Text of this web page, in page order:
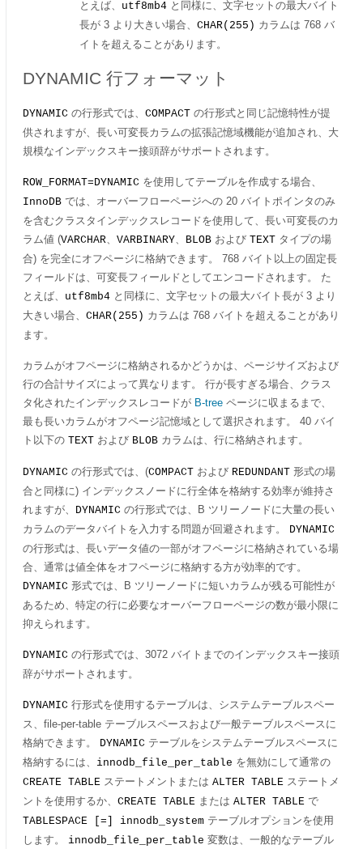
とえば、 utf8mb4 と同様に、文字セットの最大バイト
長が 3 より大きい場合、 CHAR(255) カラムは 768 バ
イトを超えることがあります。
DYNAMIC 行フォーマット
DYNAMIC の行形式では、 COMPACT の行形式と同じ記憶特性が提
供されますが、長い可変長カラムの拡張記憶域機能が追加され、大
規模なインデックスキー接頭辞がサポートされます。
ROW_FORMAT=DYNAMIC を使用してテーブルを作成する場合、
InnoDB では、オーバーフローページへの 20 バイトポインタのみ
を含むクラスタインデックスレコードを使用して、長い可変長のカ
ラム値 (VARCHAR、 VARBINARY、 BLOB および TEXT タイプの場
合) を完全にオフページに格納できます。 768 バイト以上の固定長
フィールドは、可変長フィールドとしてエンコードされます。 た
とえば、 utf8mb4 と同様に、文字セットの最大バイト長が 3 より
大きい場合、 CHAR(255) カラムは 768 バイトを超えることがあり
ます。
カラムがオフページに格納されるかどうかは、ページサイズおよび
行の合計サイズによって異なります。 行が長すぎる場合、クラス
タ化されたインデックスレコードが B-tree ページに収まるまで、
最も長いカラムがオフページ記憶域として選択されます。 40 バイ
ト以下の TEXT および BLOB カラムは、行に格納されます。
DYNAMIC の行形式では、(COMPACT および REDUNDANT 形式の場
合と同様に) インデックスノードに行全体を格納する効率が維持さ
れますが、 DYNAMIC の行形式では、B ツリーノードに大量の長い
カラムのデータバイトを入力する問題が回避されます。 DYNAMIC
の行形式は、長いデータ値の一部がオフページに格納されている場
合、通常は値全体をオフページに格納する方が効率的です。
DYNAMIC 形式では、B ツリーノードに短いカラムが残る可能性が
あるため、特定の行に必要なオーバーフローページの数が最小限に
抑えられます。
DYNAMIC の行形式では、3072 バイトまでのインデックスキー接頭
辞がサポートされます。
DYNAMIC 行形式を使用するテーブルは、システムテーブルスペー
ス、file-per-table テーブルスペースおよび一般テーブルスペースに
格納できます。 DYNAMIC テーブルをシステムテーブルスペースに
格納するには、 innodb_file_per_table を無効にして通常の
CREATE TABLE ステートメントまたは ALTER TABLE ステートメ
ントを使用するか、 CREATE TABLE または ALTER TABLE で
TABLESPACE [=] innodb_system テーブルオプションを使用
します。 innodb_file_per_table 変数は、一般的なテーブル